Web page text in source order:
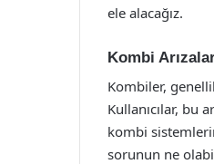
ele alacağız.
Kombi
Kombiler,
Kullanıcılar, bu
kombi
sorunun ne